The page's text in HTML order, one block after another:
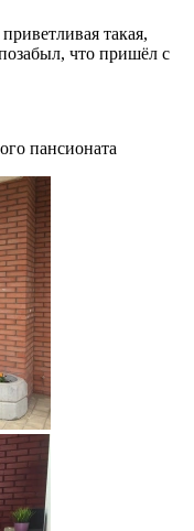
такая,
что пришёл с
пансионата